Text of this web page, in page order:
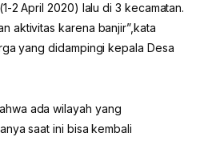
2 April 2020) lalu di 3 kecamatan.
aktivitas karena banjir”,kata
yang didampingi kepala Desa
ada wilayah yang
saat ini bisa kembali